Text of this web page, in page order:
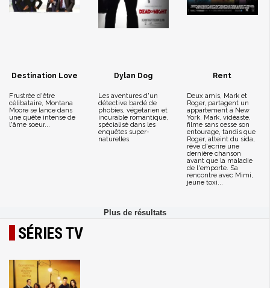
Destination Love
Frustrée d'être
célibataire, Montana
Moore se lance dans
une quête intense de
l'âme soeur...
Dylan Dog
Les aventures d'un
détective bardé de
phobies, végétarien et
incurable romantique,
spécialisé dans les
enquêtes super-
naturelles.
Rent
Deux amis, Mark et
Roger, partagent un
appartement à New
York. Mark, vidéaste,
filme sans cesse son
entourage, tandis que
Roger, atteint du sida,
rêve d'écrire une
dernière chanson
avant que la maladie
de l'emporte. Sa
rencontre avec Mimi,
jeune toxi...
SÉRIES TV